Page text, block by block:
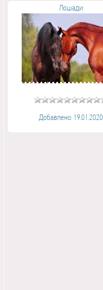
Лошади
Добавлено: 19.01.2020